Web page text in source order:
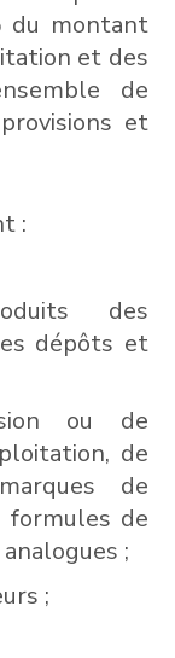
du montant
et des
de
et
:
des
dépôts et
ou de
de
de
formules de
;
;